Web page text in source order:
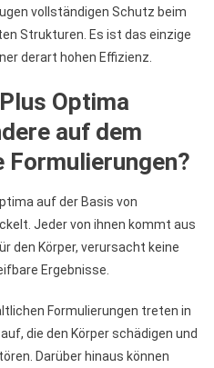
vollständigen Schutz beim
Strukturen. Es ist das einzige
derart hohen Effizienz.
Optima
auf dem
auf der Basis von
Jeder von ihnen kommt aus
den Körper, verursacht keine
Ergebnisse.
Formulierungen treten in
die den Körper schädigen und
Darüber hinaus können